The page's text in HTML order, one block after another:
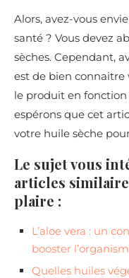
Alors, avez-vous
santé ? Vous devez
sèches. Cependant,
est de bien connaitre
le produit en fonction
espérons que cet
votre huile sèche
Le sujet vous
articles
plaire :
L’aloe vera : un
booster
Quelles huiles